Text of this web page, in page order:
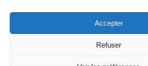
Accepter
Refuser